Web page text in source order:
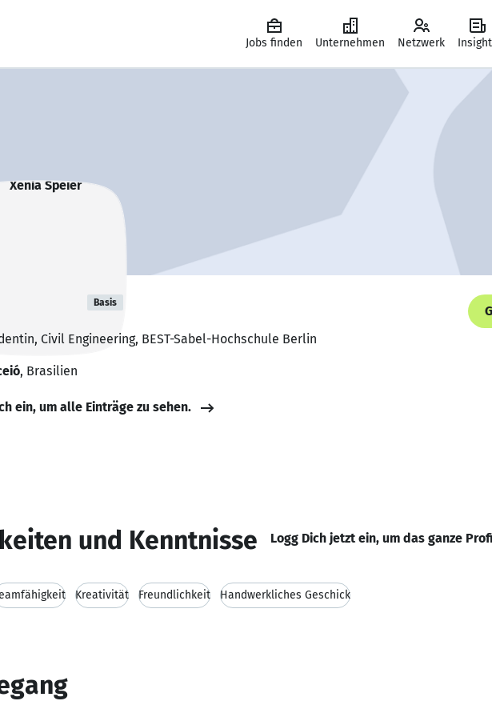
Jobs finden Unternehmen Netzwerk
Speier Basis
Civil Engineering, BEST-Sabel-Hochschule Berlin
, Brasilien
ein, um alle Einträge zu sehen.
und Kenntnisse Logg Dich jetzt ein, um das ganze
Kreativität Freundlichkeit Handwerkliches Geschick